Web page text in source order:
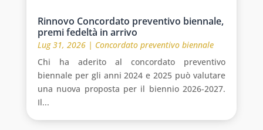
Rinnovo Concordato preventivo biennale,
premi fedeltà in arrivo
Lug 31, 2026| Concordato preventivo biennale
Chi ha aderito al concordato preventivo
biennale per gli anni 2024 e 2025 può valutare
una nuova proposta per il biennio 2026-2027.
Il...